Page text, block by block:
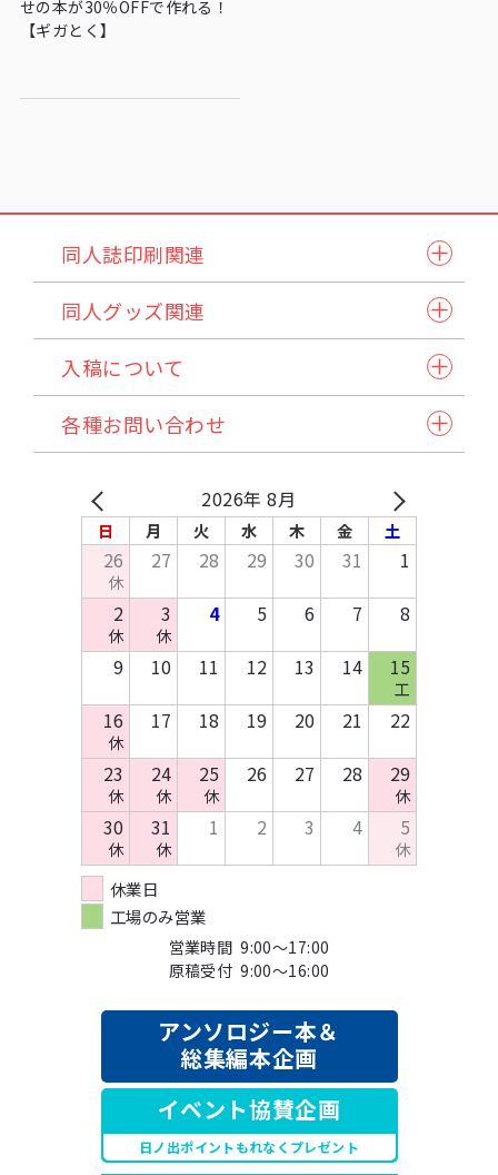
せの本が30％OFFで作れる！
【ギガとく】
同人誌印刷関連
同人誌セット
小説本セット
ステッチ本・ペラ本
同人誌企画セット
同人グッズ関連
紙製品
アクリル製品
缶バッジ・アクセサリー類・その他アイテム
その他布製品
木製製品
キッチン・日用品・雑貨
入稿について
入稿スケジュール/イベント情報
発注から納品の流れ
入稿方法
お支払いについて
納品方法/送料について
原稿作成方法
テンプレートDL
各種お問い合わせ
自動見積り/予約
在庫預かり/発送/処分について
イベント協賛申込み
お問い合わせ
資料請求
法人のお客様へ
2026年 8月
日 月 火 水 木 金 土
26
休
27 28 29 30 31
1
2
休
3
休
4 5 6 7
8
9
10 11 12 13 14 15
工
16
休
17 18 19 20 21
22
23
休
24
休
25
休
26 27 28 29
休
30
休
31
休
1 2 3 4 5
休
休業日
工場のみ営業
営業時間 9:00～17:00
原稿受付 9:00～16:00
アンソロジー本＆
総集編本企画
イベント協賛企画
日ノ出ポイントもれなくプレゼント